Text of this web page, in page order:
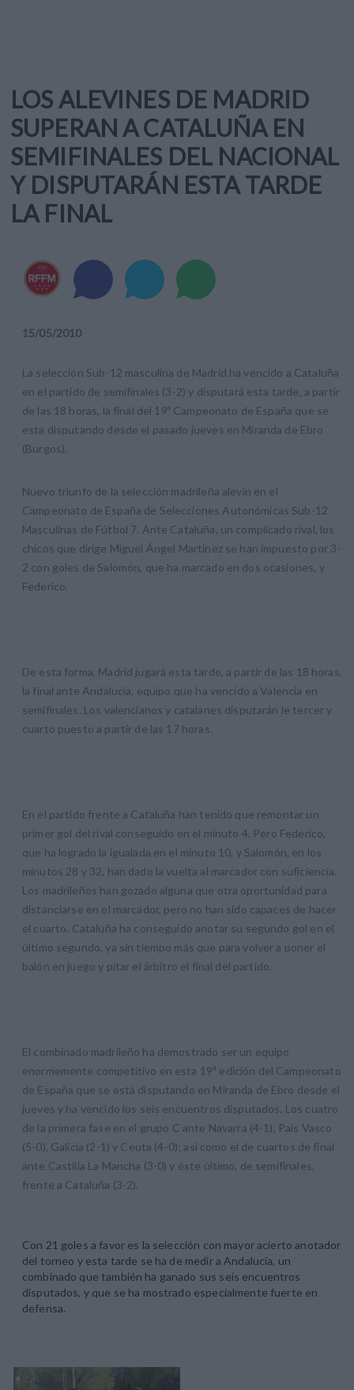
LOS ALEVINES DE MADRID
SUPERAN A CATALUÑA EN
SEMIFINALES DEL NACIONAL
Y DISPUTARÁN ESTA TARDE
LA FINAL
15/05/2010
La selección Sub-12 masculina de Madrid ha vencido a Cataluña
en el partido de semifinales (3-2) y disputará esta tarde, a partir
de las 18 horas, la final del 19º Campeonato de España que se
esta disputando desde el pasado jueves en Miranda de Ebro
(Burgos).
Nuevo triunfo de la selección madrileña alevín en el
Campeonato de España de Selecciones Autonómicas Sub-12
Masculinas de Fútbol 7. Ante Cataluña, un complicado rival, los
chicos que dirige Miguel Ángel Martínez se han impuesto por 3-
2 con goles de Salomón, que ha marcado en dos ocasiones, y
Federico.
De esta forma, Madrid jugará esta tarde, a partir de las 18 horas,
la final ante Andalucía, equipo que ha vencido a Valencia en
semifinales. Los valencianos y catalanes disputarán le tercer y
cuarto puesto a partir de las 17 horas.
En el partido frente a Cataluña han tenido que remontar un
primer gol del rival conseguido en el minuto 4. Pero Federico,
que ha logrado la igualada en el minuto 10, y Salomón, en los
minutos 28 y 32, han dado la vuelta al marcador con suficiencia.
Los madrileños han gozado alguna que otra oportunidad para
distanciarse en el marcador, pero no han sido capaces de hacer
el cuarto. Cataluña ha conseguido anotar su segundo gol en el
último segundo, ya sin tiempo más que para volver a poner el
balón en juego y pitar el árbitro el final del partido.
El combinado madrileño ha demostrado ser un equipo
enormemente competitivo en esta 19ª edición del Campeonato
de España que se está disputando en Miranda de Ebro desde el
jueves y ha vencido los seis encuentros disputados. Los cuatro
de la primera fase en el grupo C ante Navarra (4-1), País Vasco
(5-0), Galicia (2-1) y Ceuta (4-0); así como el de cuartos de final
ante Castilla La Mancha (3-0) y éste último, de semifinales,
frente a Cataluña (3-2).
Con 21 goles a favor es la selección con mayor acierto anotador
del torneo y esta tarde se ha de medir a Andalucía, un
combinado que también ha ganado sus seis encuentros
disputados, y que se ha mostrado especialmente fuerte en
defensa.